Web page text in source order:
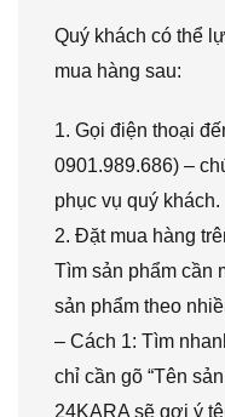
Quý khách có thể
mua hàng sau:
1. Gọi điện thoại
0901.989.686) –
phục vụ quý khách.
2. Đặt mua hàng
Tìm sản phẩm cần
sản phẩm theo
– Cách 1: Tìm
chỉ cần gõ “Tên
24KARA sẽ gợi ý